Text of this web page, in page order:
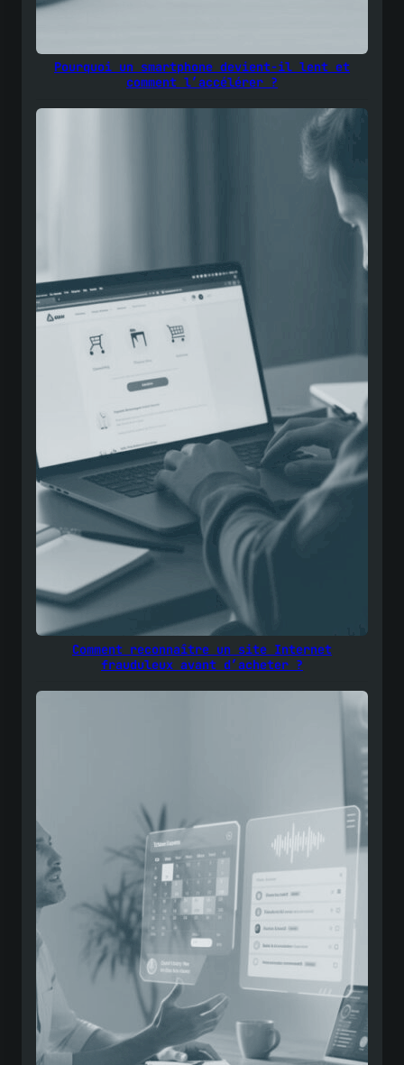
Pourquoi un smartphone devient-il lent et
comment l’accélérer ?
Comment reconnaître un site Internet
frauduleux avant d’acheter ?